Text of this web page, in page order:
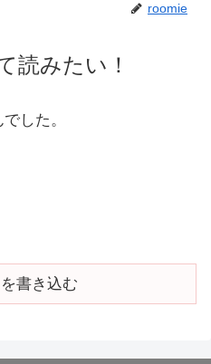
roomie
読みたい！
した。
書き込む